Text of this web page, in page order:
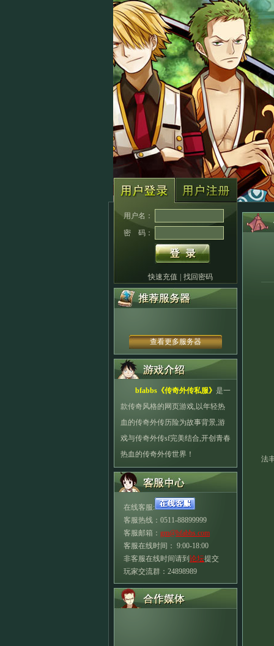
用户名：
密 码：
快速充值 找回密码
查看更多服务器
bfabbs《传奇外传私服》 是一
款传奇风格的网页游戏,以年轻热
血的传奇外传历险为故事背景,游
戏与传奇外传sf完美结合,开创青春
热血的传奇外传世界！
在线客服:
客服热线：0511-88899999
客服邮箱： gm@bfabbs.com
客服在线时间： 9:00-18:00
非客服在线时间请到 论坛提交
玩家交流群：24898989
法